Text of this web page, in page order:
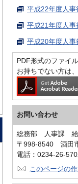
平成22年度人事
平成21年度人事
平成20年度人事
PDF形式のファイ
お持ちでない方は
お問い合わせ
総務部 人事課 給
〒998-8540 酒田
電話：0234-26-
このページの